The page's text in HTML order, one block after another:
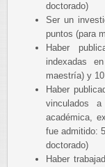
doctorado)
Ser un
puntos (para
Haber
indexadas
maestría) y
Haber
vinculados
académica,
fue admitido:
doctorado)
Haber